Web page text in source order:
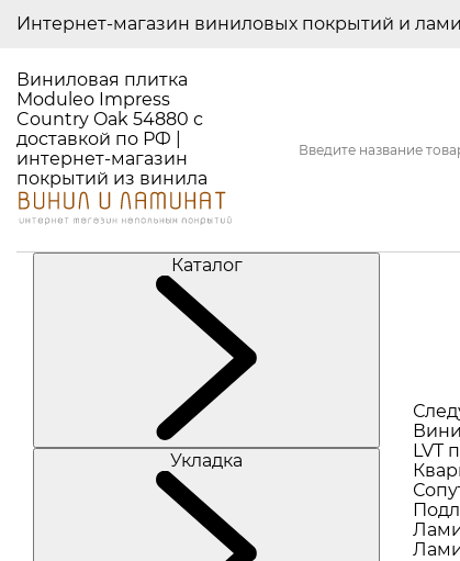
Интернет-магазин виниловых покрытий и
Виниловая плитка
Moduleo Impress
Country Oak 54880 с
доставкой по РФ |
интернет-магазин
покрытий из винила
Каталог
Укладка
LVT